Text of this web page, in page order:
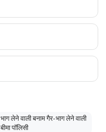
भाग लेने वाली बनाम गैर-भाग लेने वाली
बीमा पॉलिसी